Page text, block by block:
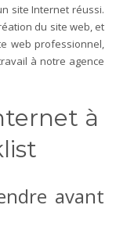
site Internet réussi.
du site web, et
web professionnel,
à notre agence
à
avant